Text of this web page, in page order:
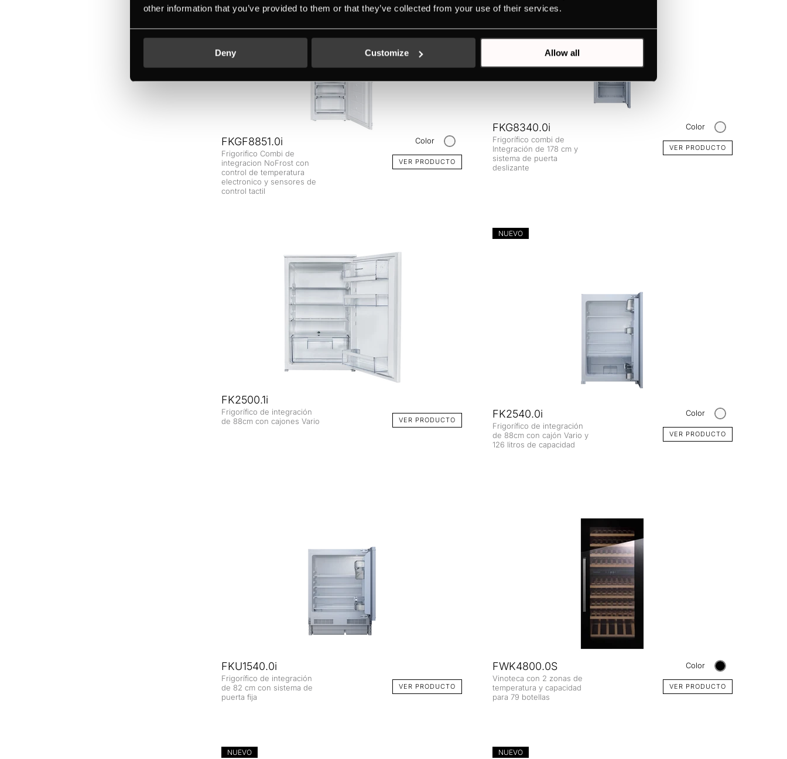
other information that you’ve provided to them or that they’ve collected from your use of their services.
Deny Customize Allow all
FKGF8851.0i
Frigorifico Combi de
integracion NoFrost con
control de temperatura
electronico y sensores de
control tactil
Color
VER PRODUCTO
FKG8340.0i
Frigorífico combi de
Integración de 178 cm y
sistema de puerta
deslizante
Color
VER PRODUCTO
FK2500.1i
Frigorífico de integración
de 88cm con cajones Vario
VER PRODUCTO
NUEVO
FK2540.0i
Frigorífico de integración
de 88cm con cajón Vario y
126 litros de capacidad
Color
VER PRODUCTO
FKU1540.0i
Frigorífico de integración
de 82 cm con sistema de
puerta fija
VER PRODUCTO
FWK4800.0S
Vinoteca con 2 zonas de
temperatura y capacidad
para 79 botellas
Color
VER PRODUCTO
NUEVO NUEVO